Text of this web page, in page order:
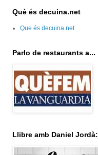
Què és decuina.net
Que és decuina.net
Parlo de restaurants a...
Llibre amb Daniel Jordà: